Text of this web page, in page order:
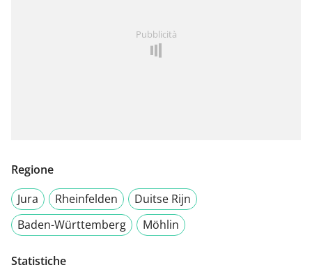
Pubblicità
Regione
Jura
Rheinfelden
Duitse Rijn
Baden-Württemberg
Möhlin
Statistiche